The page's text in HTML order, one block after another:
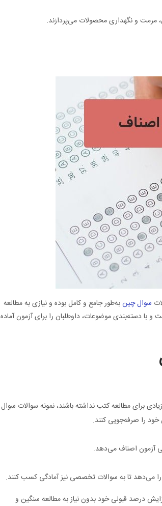
مرمت و نگهداری محصولات می‌پردازند.
سوال چینبه‌طور جامع و کامل بوده و نیازی به مطالعه
دسته‌بندی موضوعات، داوطلبان را برای آزمون آماده
برای مطالعه کتب نداشته باشند، نمونه سوالات سوال
خود را صرفه‌جویی کنند.
آزمون اصناف می‌دهد.
می‌دهد تا به سوالات تخصصی نیز آمادگی کسب کنند.
درصد قبولی خود بدون نیاز به مطالعه سنگین و